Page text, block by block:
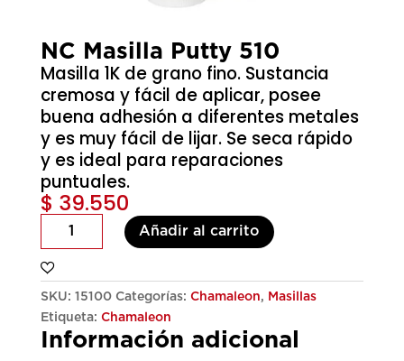
NC Masilla Putty 510
Masilla 1K de grano fino. Sustancia
cremosa y fácil de aplicar, posee
buena adhesión a diferentes metales
y es muy fácil de lijar. Se seca rápido
y es ideal para reparaciones
puntuales.
$ 39.550
Putty
510
Añadir al carrito
SKU: 15100 Categorías: Chamaleon, Masillas
Etiqueta: Chamaleon
Información adicional